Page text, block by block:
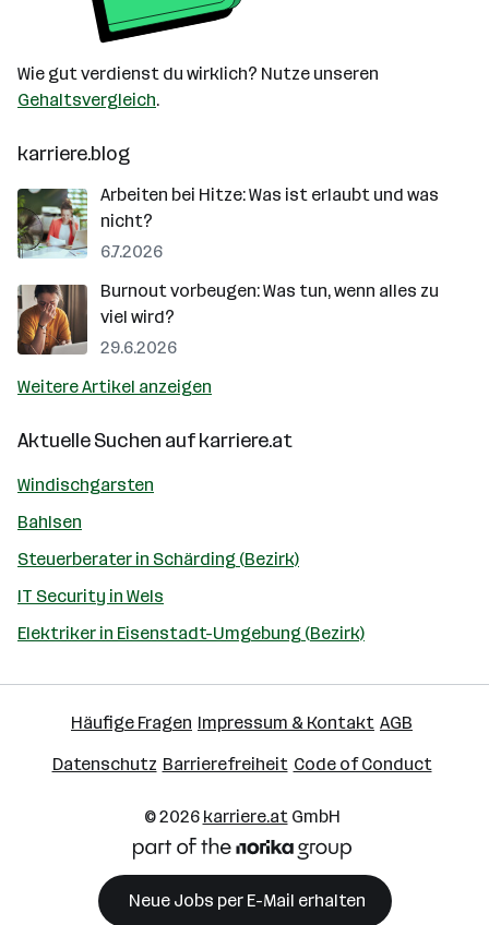
Wie gut verdienst du wirklich? Nutze unseren
Gehaltsvergleich.
karriere.blog
Arbeiten bei Hitze: Was ist erlaubt und was
nicht?
6.7.2026
Burnout vorbeugen: Was tun, wenn alles zu
viel wird?
29.6.2026
Weitere Artikel anzeigen
Aktuelle Suchen aufkarriere.at
Windischgarsten
Bahlsen
Steuerberater in Schärding (Bezirk)
IT Security in Wels
Elektriker in Eisenstadt-Umgebung (Bezirk)
Häufige Fragen Impressum & Kontakt AGB
Datenschutz Barrierefreiheit Code of Conduct
© 2026 karriere.atGmbH
Neue Jobs per E-Mail erhalten